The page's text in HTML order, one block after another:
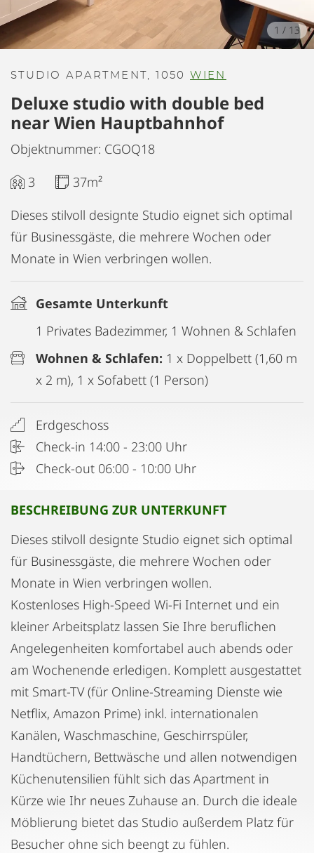
1 / 13
STUDIO APARTMENT, 1050 WIEN
Deluxe studio with double bed
near Wien Hauptbahnhof
Objektnummer: CGOQ18
3
37m²
Dieses stilvoll designte Studio eignet sich optimal
für Businessgäste, die mehrere Wochen oder
Monate in Wien verbringen wollen.
Gesamte Unterkunft
1 Privates Badezimmer, 1 Wohnen & Schlafen
Wohnen & Schlafen: 1 x Doppelbett (1,60 m
x 2 m), 1 x Sofabett (1 Person)
Erdgeschoss
Check-in 14:00 - 23:00 Uhr
Check-out 06:00 - 10:00 Uhr
BESCHREIBUNG ZUR UNTERKUNFT
Dieses stilvoll designte Studio eignet sich optimal
für Businessgäste, die mehrere Wochen oder
Monate in Wien verbringen wollen.
Kostenloses High-Speed Wi-Fi Internet und ein
kleiner Arbeitsplatz lassen Sie Ihre beruflichen
Angelegenheiten komfortabel auch abends oder
am Wochenende erledigen. Komplett ausgestattet
mit Smart-TV (für Online-Streaming Dienste wie
Netflix, Amazon Prime) inkl. internationalen
Kanälen, Waschmaschine, Geschirrspüler,
Handtüchern, Bettwäsche und allen notwendigen
Küchenutensilien fühlt sich das Apartment in
Kürze wie Ihr neues Zuhause an. Durch die ideale
Möblierung bietet das Studio außerdem Platz für
Besucher ohne sich beengt zu fühlen.